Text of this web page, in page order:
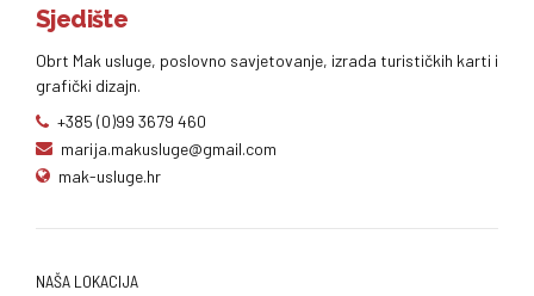
Sjedište
Obrt Mak usluge, poslovno savjetovanje, izrada turističkih karti i
grafički dizajn.
+385 (0)99 3679 460
marija.makusluge@gmail.com
mak-usluge.hr
NAŠA LOKACIJA